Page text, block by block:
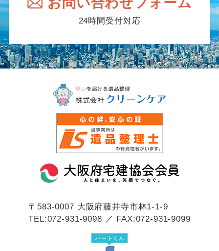
24時間受付対応
〒583-0007 大阪府藤井寺市林1-1-9
TEL:072-931-9098 ／ FAX:072-931-9099